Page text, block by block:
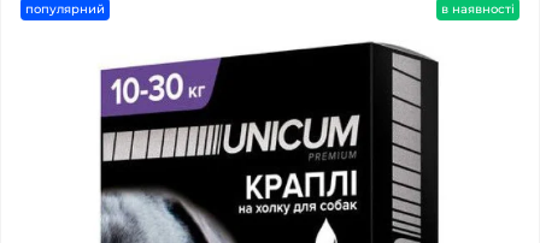
популярний в наявності